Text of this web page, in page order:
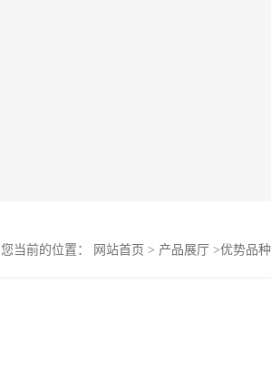
您当前的位置： 网站首页 > 产品展厅 >优势品种